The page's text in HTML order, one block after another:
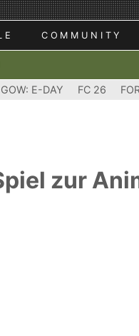
COMMUNITY
GOW: E-DAY FC 26
zur